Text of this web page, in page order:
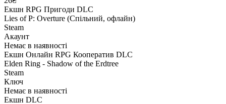
Екшн RPG Пригоди DLC
Lies of P: Overture (Спільний, офлайн)
Steam
Акаунт
Немає в наявності
Екшн Онлайн RPG Кооператив DLC
Elden Ring - Shadow of the Erdtree
Steam
Ключ
Немає в наявності
Екшн DLC